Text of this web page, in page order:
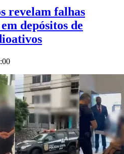
revelam falhas
depósitos de